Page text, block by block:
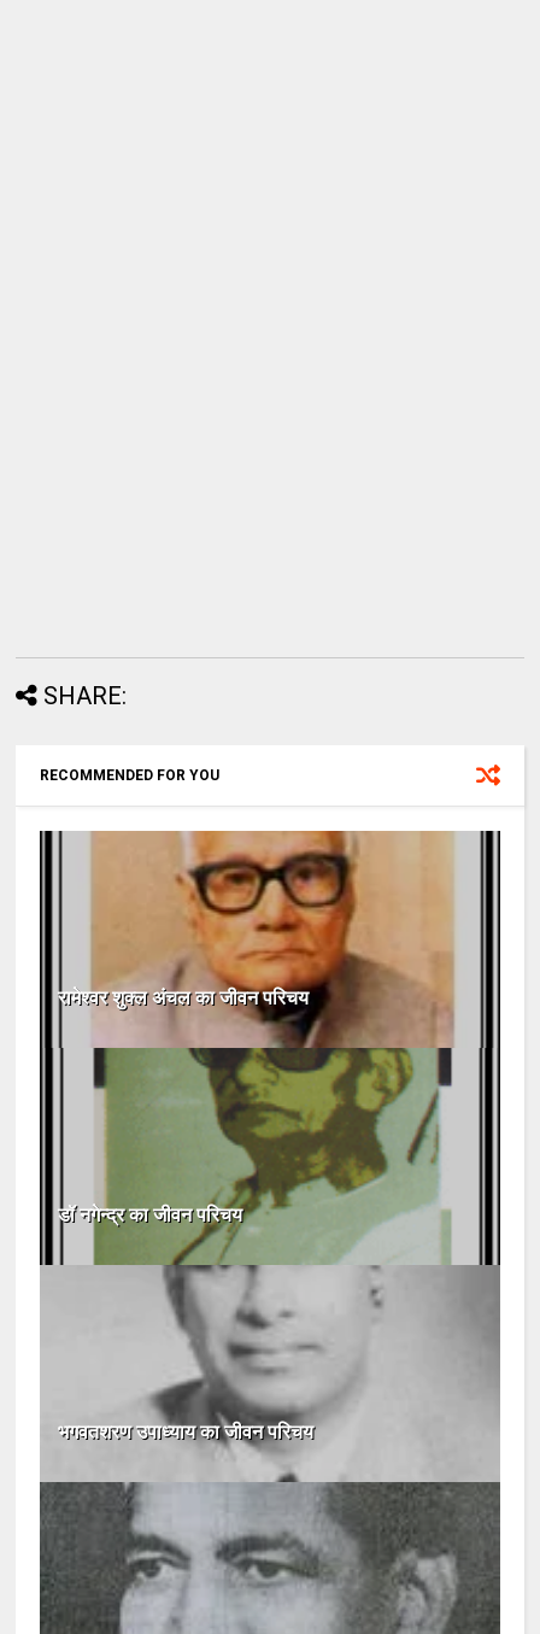
SHARE:
RECOMMENDED FOR YOU
रामेश्वर शुक्ल अंचल का जीवन परिचय
डॉ नगेन्द्र का जीवन परिचय
भगवतशरण उपाध्याय का जीवन परिचय